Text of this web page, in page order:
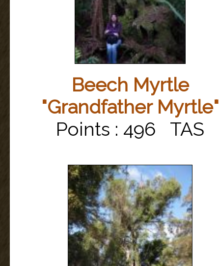
Beech Myrtle
"Grandfather Myrtle"
Points : 496 TAS